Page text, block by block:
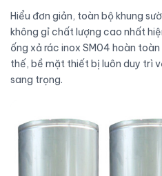
Hiểu đơn giản, toàn bộ khung
không gỉ chất lượng cao nhất
ống xả rác inox SM04 hoàn
thế, bề mặt thiết bị luôn duy trì
sang trọng.